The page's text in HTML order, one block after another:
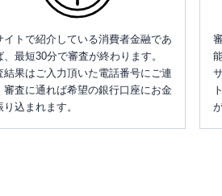
イトで紹介している消費者金融であ
、最短30分で審査が終わります。
結果はご入力頂いた電話番号にご連
審査に通れば希望の銀行口座にお金
り込まれます。